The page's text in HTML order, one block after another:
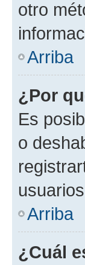
otro
Arriba
¿Por
Es
o
Arriba
¿Cuál